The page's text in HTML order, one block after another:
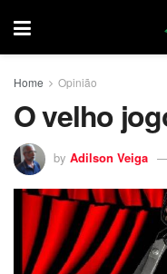
Home Opinião
O velho
by Adilson Veiga